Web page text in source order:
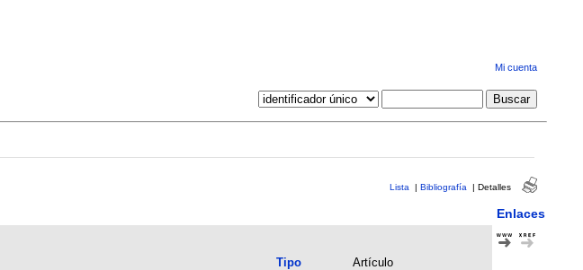
Mi cuenta
Lista | Bibliografía | Detalles
Enlaces
Tipo
Artículo